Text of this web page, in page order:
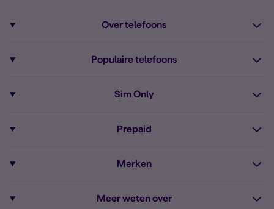
Over telefoons
Alle telefoons
Populaire telefoons
iPhone 16
iPhone 14 Refurbished
Sim Only
Onbeperkt bellen
Zakelijk Sim Only abonnement
Prepaid
Prepaid tegoed opwaarderen
Merken
Meer weten over